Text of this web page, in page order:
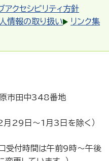
アクセシビリティ方針
情報の取り扱い
リンク集
市田中348番地
月29日～1月3日を除く）
口受付時間は午前9時～午後